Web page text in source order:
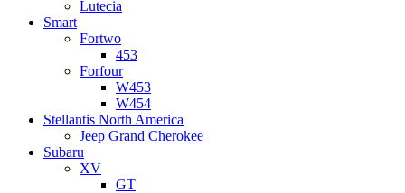
Lutecia
Smart
Fortwo
453
Forfour
W453
W454
Stellantis North America
Jeep Grand Cherokee
Subaru
XV
GT